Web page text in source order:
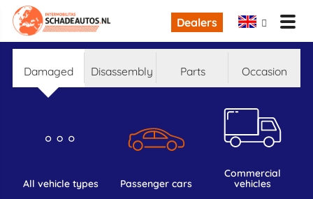
Dealers
damaged disassembly parts occasion
all vehicle types passenger cars
commercial
vehicles